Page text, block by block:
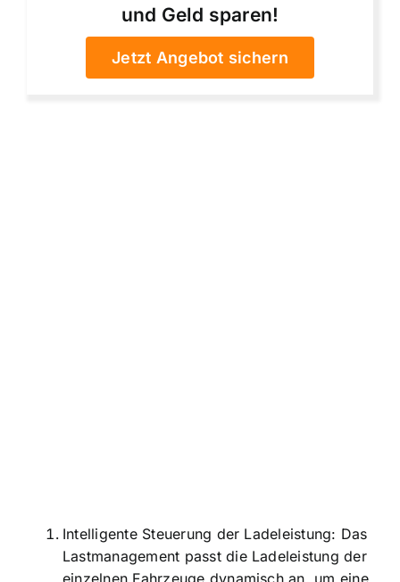
und Geld sparen!
Jetzt Angebot sichern
Intelligente Steuerung der Ladeleistung: Das
Lastmanagement passt die Ladeleistung der
einzelnen Fahrzeuge dynamisch an, um eine